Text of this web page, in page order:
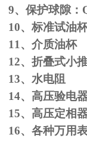
9、保护球隙：
10、标准试油
11、介质油杯
12、折叠式小
13、水电阻
14、高压验电
15、高压定相
16、各种万用